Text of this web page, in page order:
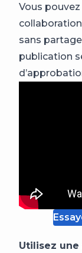
Vous
sans
publication
Utilisez